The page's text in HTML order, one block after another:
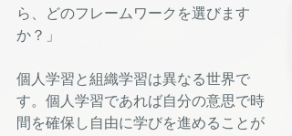
ら、どのフレームワークを選びます
か？」
個人学習と組織学習は異なる世界で
す。個人学習であれば自分の意思で時
間を確保し自由に学びを進めることが